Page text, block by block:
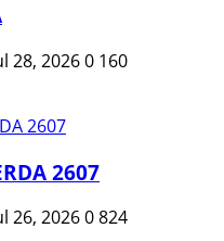
28, 20260 160
2607
26, 20260824